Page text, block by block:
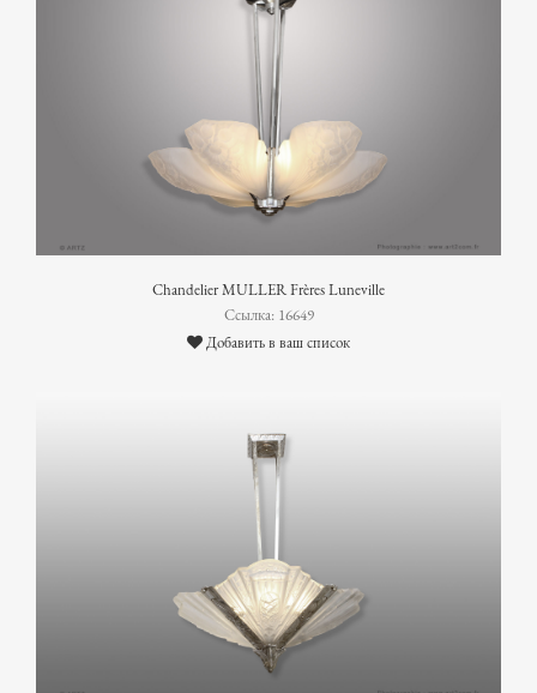
Chandelier MULLER Frères Luneville
Ссылка: 16649
Добавить в ваш список